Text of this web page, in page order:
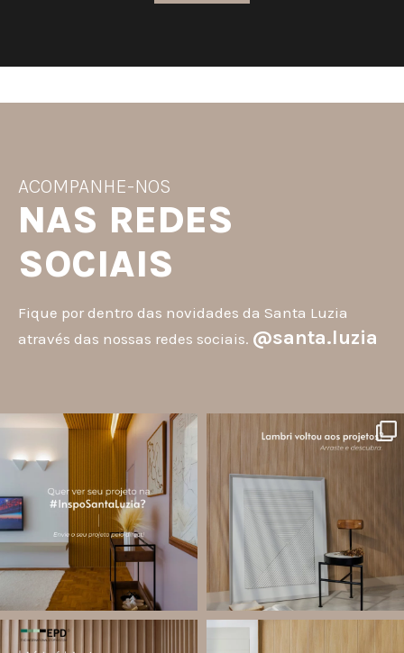
ACOMPANHE-NOS
NAS REDES
SOCIAIS
Fique por dentro das novidades da Santa Luzia
através das nossas redes sociais. @santa.luzia
santa.luzia
A #InspoSantaLuzia é um espaço
criado para divulgar projetos que
utilizam produtos Santa Luzia e
valorizar o trabalho de arquitetos,
designers de...
Jul 28
13 0
O lambri é um revestimento versátil
painéis decorativos e diversas
composições para valorizar o
Jul 27
86 8